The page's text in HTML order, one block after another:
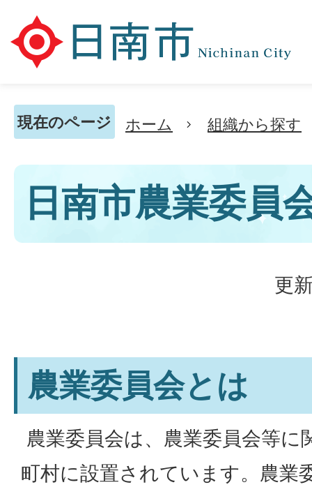
現在のページ ホーム 組織から探す
日南市農業委員
更
農業委員会とは
農業委員会は、農業委員会等に
町村に設置されています。農業